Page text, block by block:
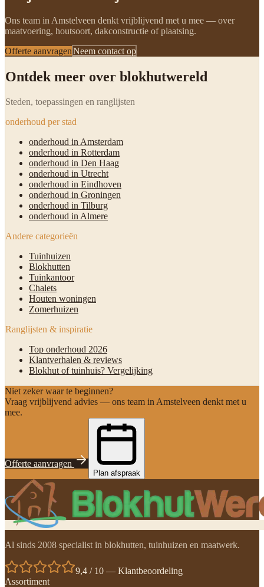
Ons team in Amstelveen denkt vrijblijvend met u mee — over
maatvoering, houtsoort, dakconstructie of plaatsing.
Offerte aanvragenNeem contact op
Ontdek meer over blokhutwereld
Steden, toepassingen en ranglijsten
onderhoud per stad
onderhoud in Amsterdam
onderhoud in Rotterdam
onderhoud in Den Haag
onderhoud in Utrecht
onderhoud in Eindhoven
onderhoud in Groningen
onderhoud in Tilburg
onderhoud in Almere
Andere categorieën
Tuinhuizen
Blokhutten
Tuinkantoor
Chalets
Houten woningen
Zomerhuizen
Ranglijsten & inspiratie
Top onderhoud 2026
Klantverhalen & reviews
Blokhut of tuinhuis? Vergelijking
Niet zeker waar te beginnen?
Vraag vrijblijvend advies — ons team in Amstelveen denkt met u
mee.
Offerte aanvragen
Plan afspraak
Al sinds 2008 specialist in blokhutten, tuinhuizen en maatwerk.
9,4 / 10 — Klantbeoordeling
Assortiment